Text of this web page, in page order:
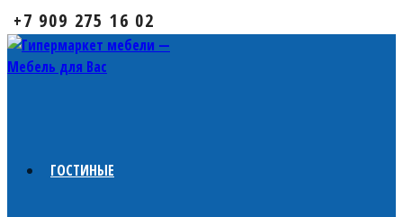
+7 909 275 16 02
ГОСТИНЫЕ